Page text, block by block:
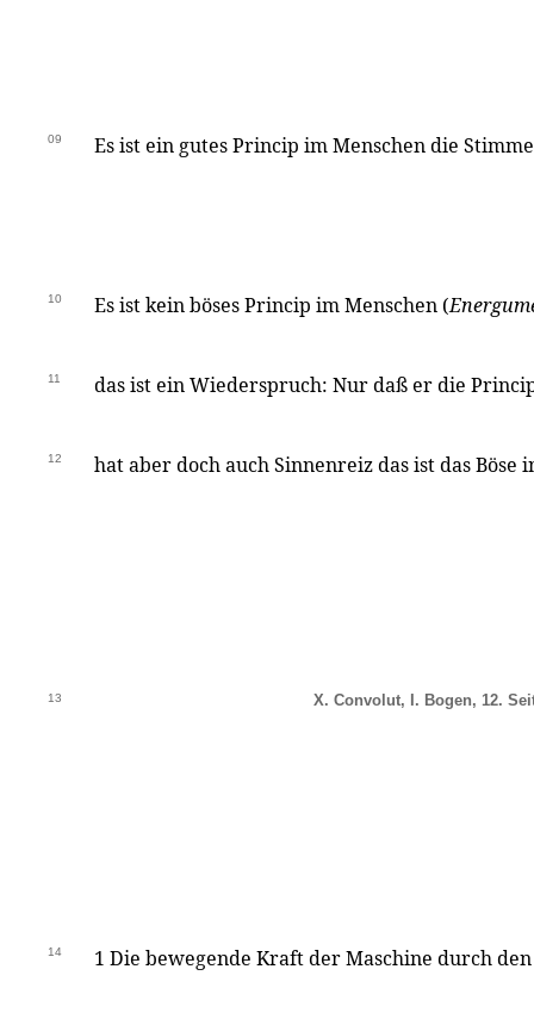
09 Es ist ein gutes Princip im Menschen die
10 Es ist kein böses Princip im Menschen (
11 das ist ein Wiederspruch: Nur daß er die
12 hat aber doch auch Sinnenreiz das ist das Böse
13 X. Convolut, I. Bogen, 12.
14 1 Die bewegende Kraft der Maschine durch